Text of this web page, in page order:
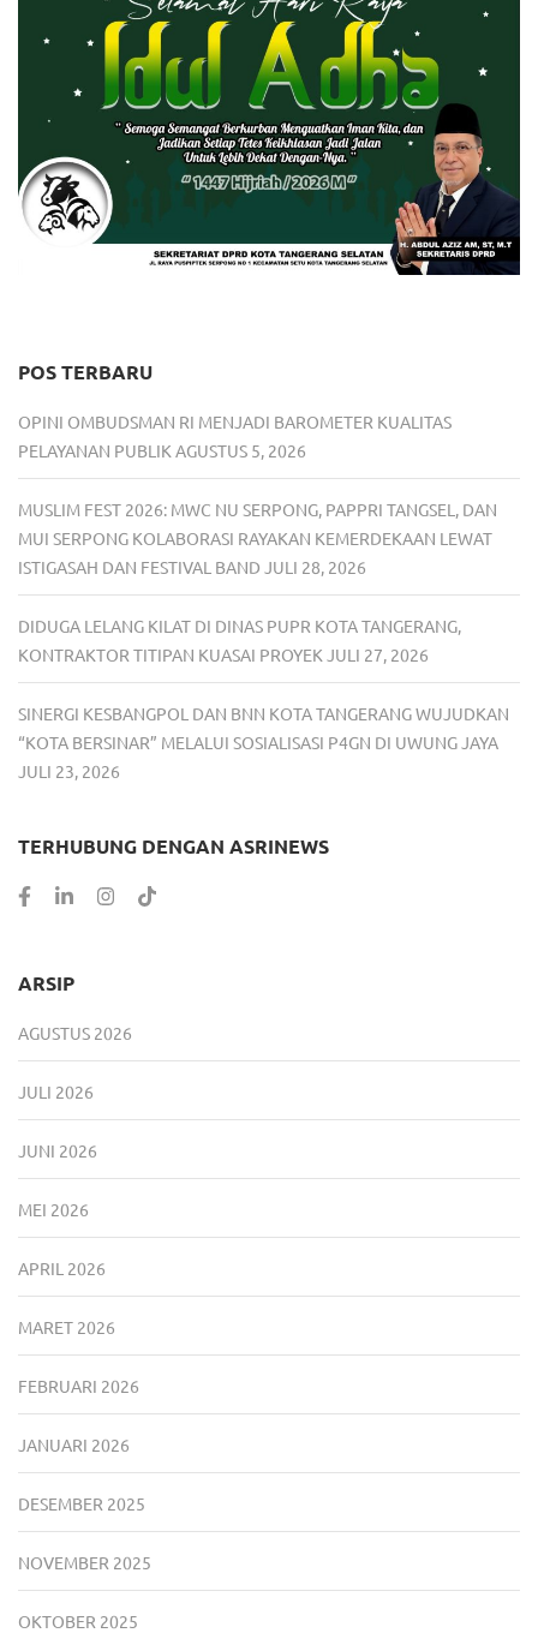
POS TERBARU
OPINI OMBUDSMAN RI MENJADI BAROMETER KUALITAS
PELAYANAN PUBLIK AGUSTUS 5, 2026
MUSLIM FEST 2026: MWC NU SERPONG, PAPPRI TANGSEL, DAN
MUI SERPONG KOLABORASI RAYAKAN KEMERDEKAAN LEWAT
ISTIGASAH DAN FESTIVAL BAND JULI 28, 2026
DIDUGA LELANG KILAT DI DINAS PUPR KOTA TANGERANG,
KONTRAKTOR TITIPAN KUASAI PROYEK JULI 27, 2026
SINERGI KESBANGPOL DAN BNN KOTA TANGERANG WUJUDKAN
“KOTA BERSINAR” MELALUI SOSIALISASI P4GN DI UWUNG JAYA
JULI 23, 2026
TERHUBUNG DENGAN ASRINEWS
ARSIP
AGUSTUS 2026
JULI 2026
JUNI 2026
MEI 2026
APRIL 2026
MARET 2026
FEBRUARI 2026
JANUARI 2026
DESEMBER 2025
NOVEMBER 2025
OKTOBER 2025